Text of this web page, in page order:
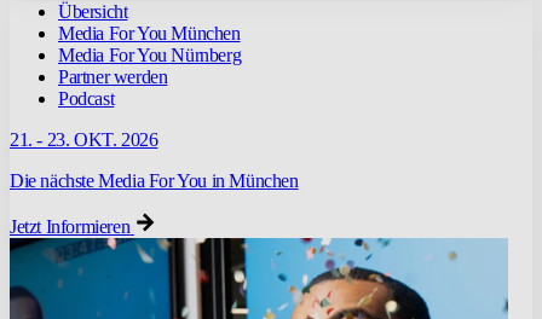
Übersicht
Media For You München
Media For You Nürnberg
Partner werden
Podcast
21. - 23. OKT. 2026
Die nächste Media For You in München
Jetzt Informieren